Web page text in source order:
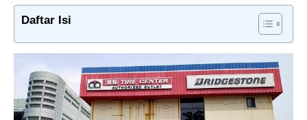
Daftar Isi